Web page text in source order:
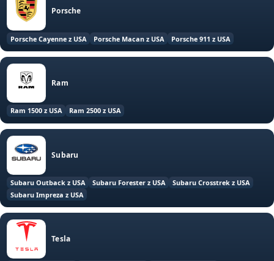
Porsche
Porsche Cayenne z USA Porsche Macan z USA Porsche 911 z USA
Ram
Ram 1500 z USA Ram 2500 z USA
Subaru
Subaru Outback z USA Subaru Forester z USA
Subaru Crosstrek z USA
Subaru Impreza z USA
Tesla